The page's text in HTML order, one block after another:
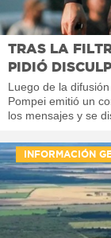
TRAS LA
PIDIÓ
Luego de la
Pompei emitió un
los mensajes y se
INFORMACIÓN